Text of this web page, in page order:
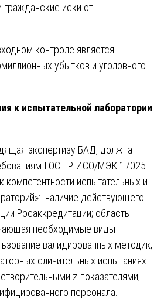
гражданские иски от
контроле является
убытков и уголовного
к испытательной лаборатории
экспертизу БАД, должна
ГОСТ Р ИСО/МЭК 17025
компетентности испытательных и
наличие действующего
Росаккредитации; область
необходимые виды
валидированных методик;
сличительных испытаниях
z-показателями;
персонала.